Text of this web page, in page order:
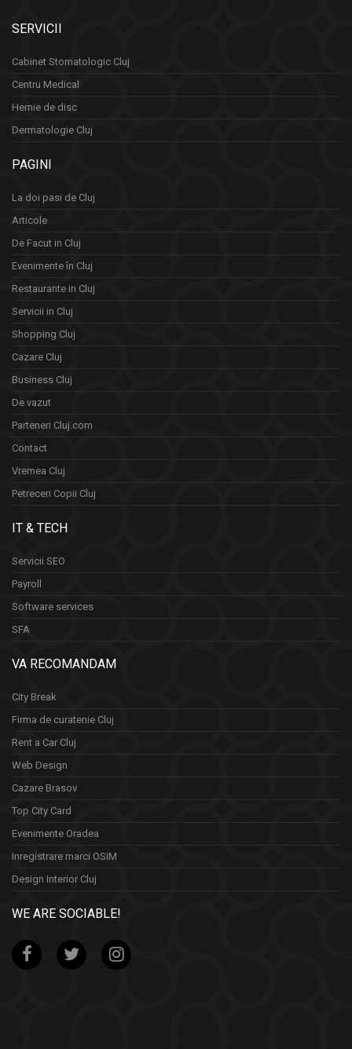
SERVICII
Cabinet Stomatologic Cluj
Centru Medical
Hernie de disc
Dermatologie Cluj
PAGINI
La doi pasi de Cluj
Articole
De Facut in Cluj
Evenimente în Cluj
Restaurante in Cluj
Servicii in Cluj
Shopping Cluj
Cazare Cluj
Business Cluj
De vazut
Parteneri Cluj.com
Contact
Vremea Cluj
Petreceri Copii Cluj
IT & TECH
Servicii SEO
Payroll
Software services
SFA
VA RECOMANDAM
City Break
Firma de curatenie Cluj
Rent a Car Cluj
Web Design
Cazare Brasov
Top City Card
Evenimente Oradea
Inregistrare marci OSIM
Design Interior Cluj
WE ARE SOCIABLE!